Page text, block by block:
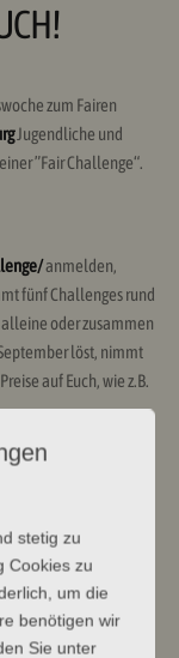
zum Fairen
Jugendliche und
”Fair Challenge“.
anmelden,
fünf Challenges rund
oder zusammen
löst, nimmt
auf Euch, wie z.B.
stetig zu
Cookies zu
um die
benötigen wir
Sie unter